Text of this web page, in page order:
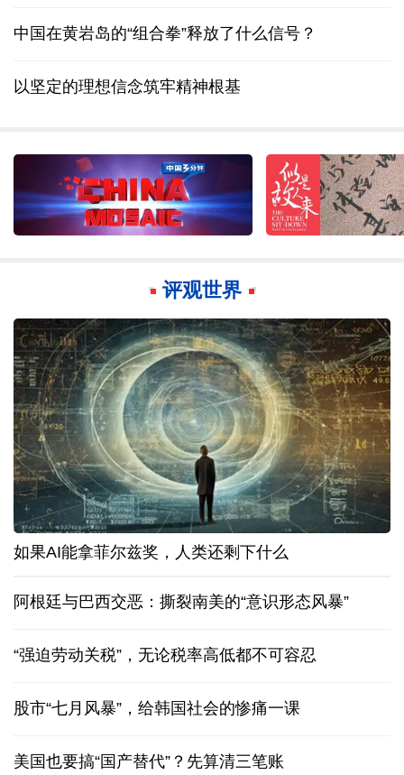
中国在黄岩岛的“组合拳”释放了什么信号？
以坚定的理想信念筑牢精神根基
评观世界
如果AI能拿菲尔兹奖，人类还剩下什么
阿根廷与巴西交恶：撕裂南美的“意识形态风暴”
“强迫劳动关税”，无论税率高低都不可容忍
股市“七月风暴”，给韩国社会的惨痛一课
美国也要搞“国产替代”？先算清三笔账